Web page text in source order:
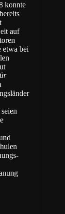
konnte
auf
etwa bei